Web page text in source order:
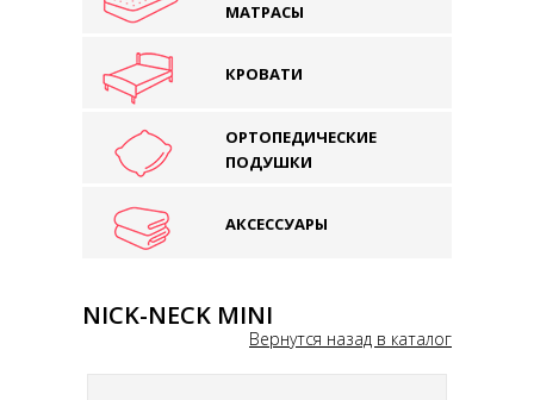
МАТРАСЫ
КРОВАТИ
ОРТОПЕДИЧЕСКИЕ
ПОДУШКИ
АКСЕССУАРЫ
NICK-NECK MINI
Вернутся назад в каталог